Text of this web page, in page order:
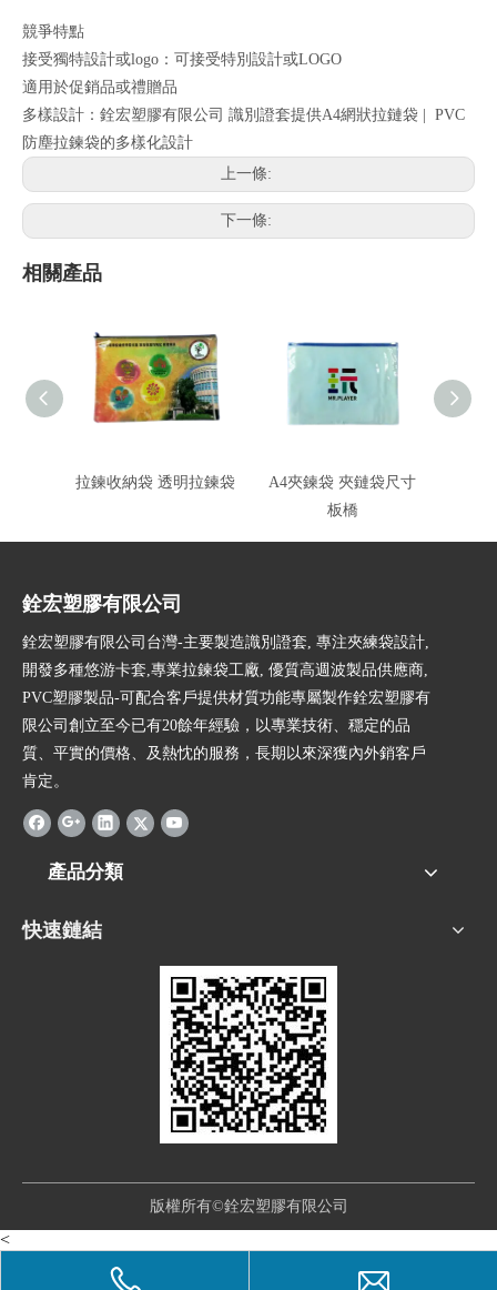
競爭特點
接受獨特設計或logo：可接受特別設計或LOGO
適用於促銷品或禮贈品
多樣設計：銓宏塑膠有限公司 識別證套提供A4網狀拉鏈袋 | PVC
防塵拉鍊袋的多樣化設計
上一條:
下一條:
相關產品
拉鍊收納袋 透明拉鍊袋
A4夾鍊袋 夾鏈袋尺寸
板橋
銓宏塑膠有限公司
銓宏塑膠有限公司台灣-主要製造識別證套, 專注夾練袋設計,
開發多種悠游卡套,專業拉鍊袋工廠, 優質高週波製品供應商,
PVC塑膠製品-可配合客戶提供材質功能專屬製作銓宏塑膠有
限公司創立至今已有20餘年經驗，以專業技術、穩定的品
質、平實的價格、及熱忱的服務，長期以來深獲內外銷客戶
肯定。
產品分類
快速鏈結
版權所有©銓宏塑膠有限公司
<